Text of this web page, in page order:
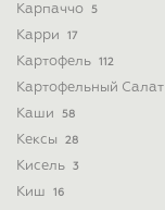
Карпаччо 5
Карри 17
Картофель 112
Картофельный Салат
Каши 58
Кексы 28
Кисель 3
Киш 16